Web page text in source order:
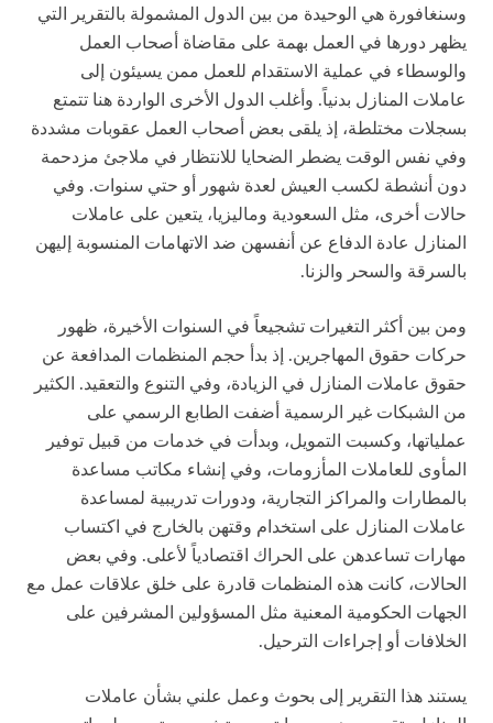
وسنغافورة هي الوحيدة من بين الدول المشمولة بالتقرير التي
يظهر دورها في العمل بهمة على مقاضاة أصحاب العمل
والوسطاء في عملية الاستقدام للعمل ممن يسيئون إلى
عاملات المنازل بدنياً. وأغلب الدول الأخرى الواردة هنا تتمتع
بسجلات مختلطة، إذ يلقى بعض أصحاب العمل عقوبات مشددة
وفي نفس الوقت يضطر الضحايا للانتظار في ملاجئ مزدحمة
دون أنشطة لكسب العيش لعدة شهور أو حتي سنوات. وفي
حالات أخرى، مثل السعودية وماليزيا، يتعين على عاملات
المنازل عادة الدفاع عن أنفسهن ضد الاتهامات المنسوبة إليهن
بالسرقة والسحر والزنا.
ومن بين أكثر التغيرات تشجيعاً في السنوات الأخيرة، ظهور
حركات حقوق المهاجرين. إذ بدأ حجم المنظمات المدافعة عن
حقوق عاملات المنازل في الزيادة، وفي التنوع والتعقيد. الكثير
من الشبكات غير الرسمية أضفت الطابع الرسمي على
عملياتها، وكسبت التمويل، وبدأت في خدمات من قبيل توفير
المأوى للعاملات المأزومات، وفي إنشاء مكاتب مساعدة
بالمطارات والمراكز التجارية، ودورات تدريبية لمساعدة
عاملات المنازل على استخدام وقتهن بالخارج في اكتساب
مهارات تساعدهن على الحراك اقتصادياً لأعلى. وفي بعض
الحالات، كانت هذه المنظمات قادرة على خلق علاقات عمل مع
الجهات الحكومية المعنية مثل المسؤولين المشرفين على
الخلافات أو إجراءات الترحيل.
يستند هذا التقرير إلى بحوث وعمل علني بشأن عاملات